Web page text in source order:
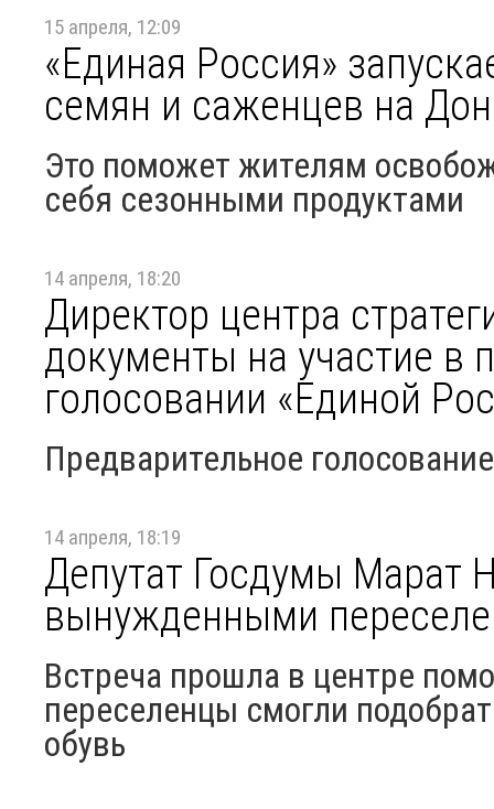
15 апреля, 12:09
«Единая Россия»
семян и саженцев на
Это поможет жителям
себя сезонными продуктами
14 апреля, 18:20
Директор центра
документы на участие в
голосовании «Единой
Предварительное
14 апреля, 18:19
Депутат Госдумы Марат
вынужденными
Встреча прошла в центре
переселенцы смогли
обувь